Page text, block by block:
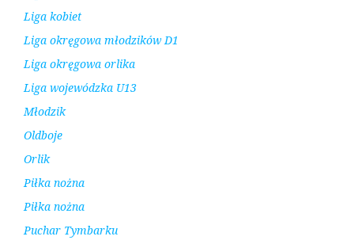
Liga kobiet
Liga okręgowa młodzików D1
Liga okręgowa orlika
Liga wojewódzka U13
Młodzik
Oldboje
Orlik
Piłka nożna
Piłka nożna
Puchar Tymbarku